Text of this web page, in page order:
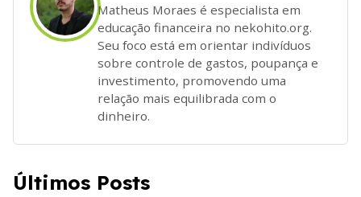
Matheus Moraes é especialista em
educação financeira no nekohito.org.
Seu foco está em orientar indivíduos
sobre controle de gastos, poupança e
investimento, promovendo uma
relação mais equilibrada com o
dinheiro.
Últimos Posts